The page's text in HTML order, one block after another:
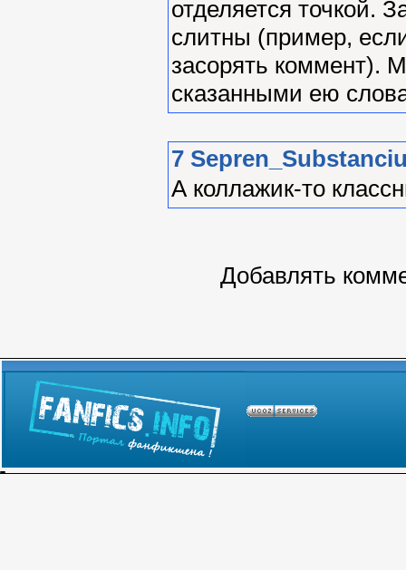
отделяется точкой.
слитны (пример,
засорять коммент).
сказанными ею
7
А коллажик-то
Добавлять